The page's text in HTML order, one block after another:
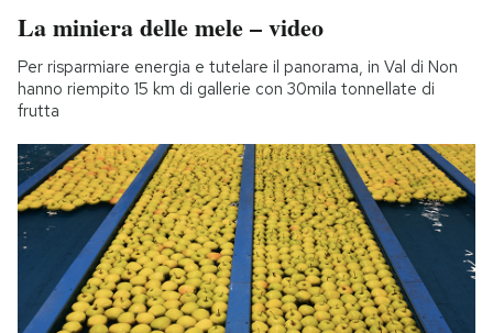
La miniera delle mele – video
Per risparmiare energia e tutelare il panorama, in Val di Non
hanno riempito 15 km di gallerie con 30mila tonnellate di
frutta